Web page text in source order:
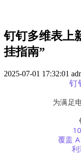
钉钉多维表上
挂指南”
2025-07-01 17:32:01
钉
为满足
覆盖
利